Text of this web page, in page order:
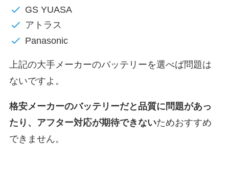
GS YUASA
アトラス
Panasonic
上記の大手メーカーのバッテリーを選べば問題は
ないですよ。
格安メーカーのバッテリーだと 品質に問題があっ
たり、アフター対応が期待できないためおすすめ
できません。